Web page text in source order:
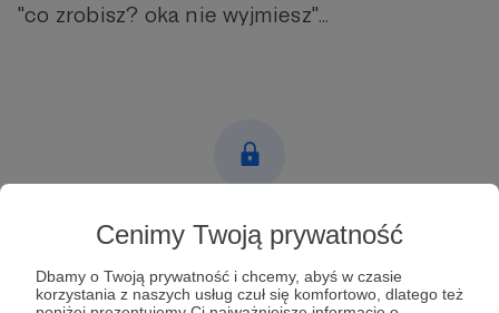
Cenimy Twoją prywatność
Dbamy o Twoją prywatność i chcemy, abyś w czasie
korzystania z naszych usług czuł się komfortowo, dlatego też
"co zrobisz? oka nie wyjmiesz"...
Post dostępny tylko dla Patronów